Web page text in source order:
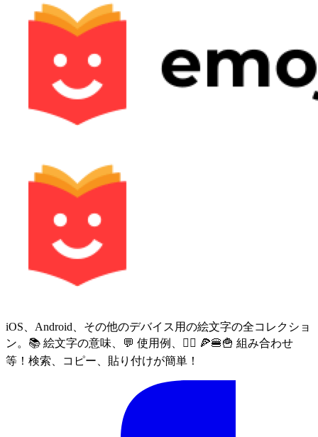
iOS、Android、その他のデバイス用の絵文字の全コレクショ
ン。📚 絵文字の意味、💬 使用例、🙅‍♀️ 🍕🍔🍟 組み合わせ
等！検索、コピー、貼り付けが簡単！